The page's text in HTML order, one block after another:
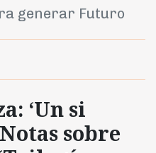
generar Futuro
‘Un si
sobre